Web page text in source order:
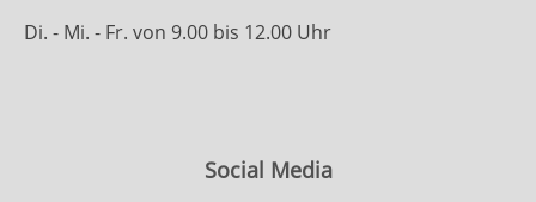
Di. - Mi. - Fr. von 9.00 bis 12.00 Uhr
Social Media